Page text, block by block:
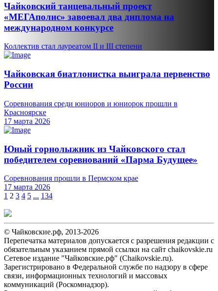
Чайковский танцевальный проект
«МЕГАполис» завоевал два диплома на
международном конкурсе
Коллектив стал лауреатом II и III степени
Чайковская биатлонистка выиграла первенство
России
Соревнования среди юниоров и юниорок прошли в
Красноярске
17 марта 2026
Юный горнолыжник из Чайковского стал
победителем соревнований «Парма Будущее»
Соревнования прошли в Пермском крае
17 марта 2026
1 2 3 4 5 ... 134
© Чайковские.рф, 2013-2026
Перепечатка материалов допускается с разрешения редакции с
обязательным указанием прямой ссылки на сайт chaikovskie.ru
Сетевое издание "Чайковские.рф" (Chaikovskie.ru).
Зарегистрировано в Федеральной службе по надзору в сфере
связи, информационных технологий и массовых
коммуникаций (Роскомнадзор).